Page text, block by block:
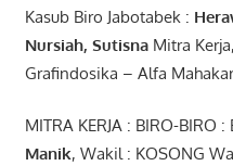
Kasub Biro Jabotabek :
Nursiah, SutisnaMitra
Grafindosika – Alfa
MITRA KERJA : BIRO-BIRO
Manik, Wakil : KOSONG